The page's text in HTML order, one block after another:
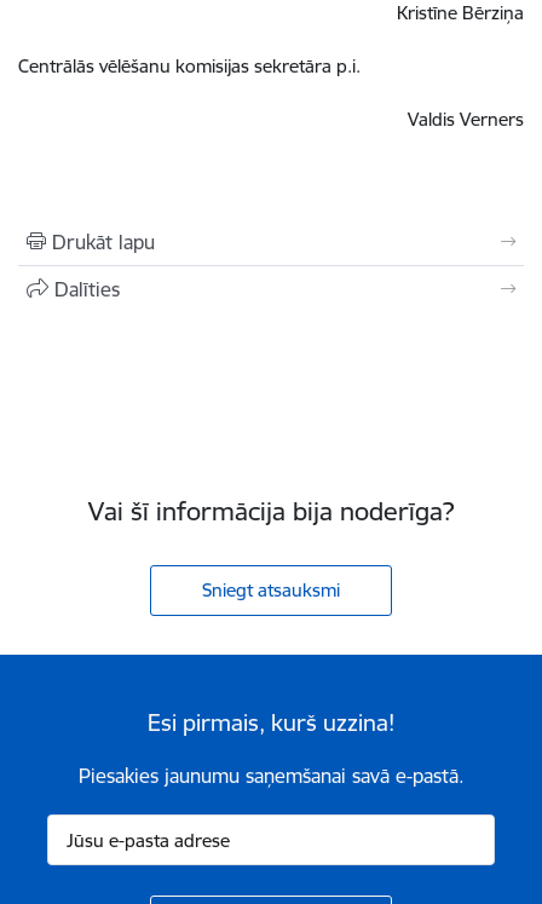
Kristīne Bērziņa
Centrālās vēlēšanu komisijas sekretāra p.i.
Valdis Verners
Drukāt lapu
Dalīties
Vai šī informācija bija noderīga?
Sniegt atsauksmi
Esi pirmais, kurš uzzina!
Piesakies jaunumu saņemšanai savā e-pastā.